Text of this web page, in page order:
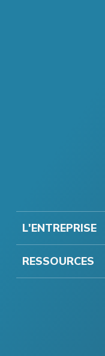
L'ENTREPRISE
RESSOURCES